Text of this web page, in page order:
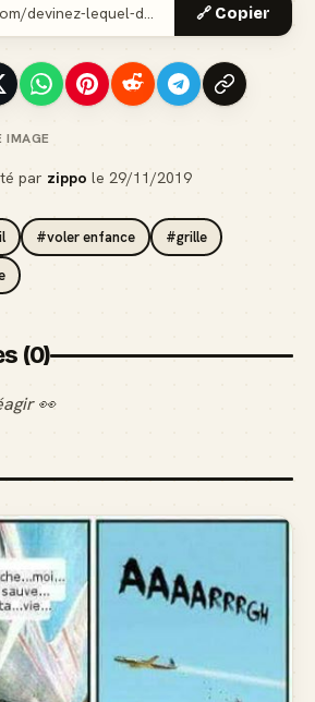
🔗 Copier
IMAGE
par zippo le 29/11/2019
#voler enfance #grille
(0)
👀